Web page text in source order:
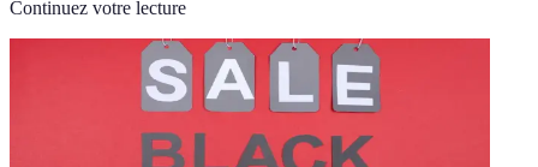
Continuez votre lecture